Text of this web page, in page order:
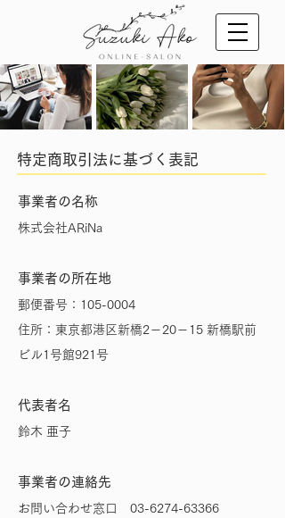
特定商取引法に基づく表記
事業者の名称
株式会社ARiNa
事業者の所在地
郵便番号：105-0004
住所：東京都港区新橋2－20－15 新橋駅前
ビル1号館921号
代表者名
鈴木 亜子
事業者の連絡先
お問い合わせ窓口
03-6274-63366